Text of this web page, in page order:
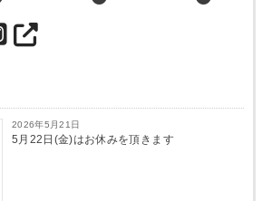
2026年5月21日
5月22日(金)はお休みを頂きます